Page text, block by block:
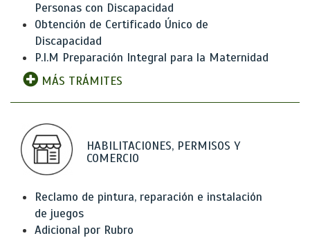
Personas con Discapacidad
Obtención de Certificado Único de
Discapacidad
P.I.M Preparación Integral para la Maternidad
MÁS TRÁMITES
HABILITACIONES, PERMISOS Y
COMERCIO
Reclamo de pintura, reparación e instalación
de juegos
Adicional por Rubro